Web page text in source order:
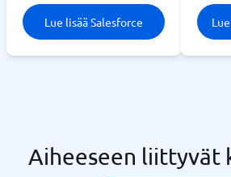
Lue lisää Salesforce
Aiheeseen liittyvät